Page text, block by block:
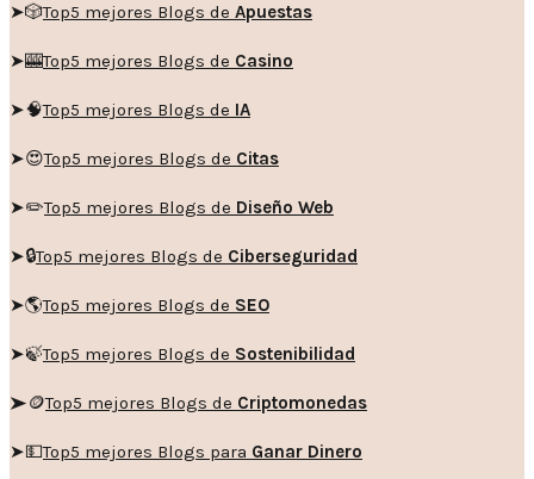
➤🎲Top5 mejores Blogs de Apuestas
➤🎰Top5 mejores Blogs de Casino
➤🧠Top5 mejores Blogs de IA
➤😍Top5 mejores Blogs de Citas
➤✏️Top5 mejores Blogs de Diseño Web
➤🔒Top5 mejores Blogs de Ciberseguridad
➤🌎Top5 mejores Blogs de SEO
➤🍃Top5 mejores Blogs de Sostenibilidad
➤🪙Top5 mejores Blogs de Criptomonedas
➤💵Top5 mejores Blogs para Ganar Dinero